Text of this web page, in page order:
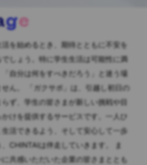
ge
を始めるとき、期待とともに不安を
しょう。特に学生生活は可能性に満
自分は何をすべきだろう」と迷う場
せん。 「ガクサポ」は、引越し初日の
ず、学生の皆さまが新しい挑戦や目
けを提供するサービスです。一人ひ
生活できるよう、そして安心して一歩
CHINTAIは伴走していきます。 ま
共感いただいた企業の皆さまととも